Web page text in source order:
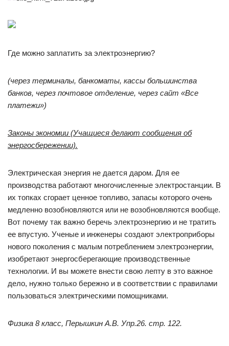
Где можно заплатить за электроэнергию?
(через терминалы, банкоматы, кассы большинства
банков, через почтовое отделение, через сайт «Все
платежи»)
Законы экономии (Учащиеся делают сообщения об
энергосбережении).
Электрическая энергия не дается даром. Для ее
производства работают многочисленные электростанции. В
их топках сгорает ценное топливо, запасы которого очень
медленно возобновляются или не возобновляются вообще.
Вот почему так важно беречь электроэнергию и не тратить
ее впустую. Ученые и инженеры создают электроприборы
нового поколения с малым потреблением электроэнергии,
изобретают энергосберегающие производственные
технологии. И вы можете внести свою лепту в это важное
дело, нужно только бережно и в соответствии с правилами
пользоваться электрическими помощниками.
Физика 8 класс, Перышкин А.В. Упр.26. стр. 122.